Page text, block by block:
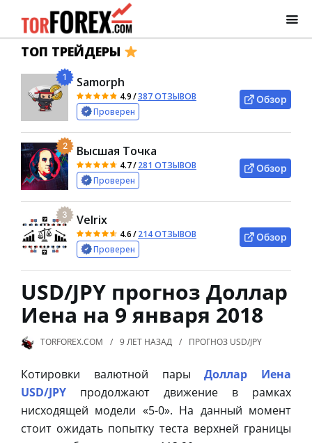
ТОП ТРЕЙДЕРЫ
1 Samorph
4.9/387 ОТЗЫВОВ
Проверен
Обзор
2 Высшая Точка
4.7/281 ОТЗЫВОВ
Проверен
Обзор
3 Velrix
4.6/214 ОТЗЫВОВ
Проверен
Обзор
USD/JPY прогноз Доллар
Иена на 9 января 2018
TORFOREX.COM 9 ЛЕТ НАЗАД ПРОГНОЗ USD/JPY
Котировки валютной парыДоллар Иена
USD/JPY продолжают движение в рамках
нисходящей модели «5-0». На данный момент
стоит ожидать попытку теста верхней границы